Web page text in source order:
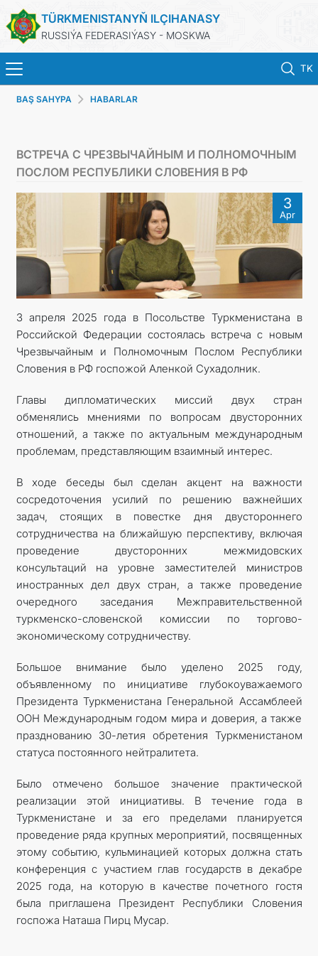
TÜRKMENISTANYŇ ILÇIHANASY
RUSSIÝA FEDERASIÝASY - MOSKWA
TK
BAŞ SAHYPA
KONSULLYK HYZMATLARY
WIZA
ARAGATNAŞYK
BAŞ SAHYPA HABARLAR
ВСТРЕЧА С ЧРЕЗВЫЧАЙНЫМ И ПОЛНОМОЧНЫМ
ПОСЛОМ РЕСПУБЛИКИ СЛОВЕНИЯ В РФ
3
Apr
3 апреля 2025 года в Посольстве Туркменистана в
Российской Федерации состоялась встреча с новым
Чрезвычайным и Полномочным Послом Республики
Словения в РФ госпожой Аленкой Сухадолник.
Главы дипломатических миссий двух стран
обменялись мнениями по вопросам двусторонних
отношений, а также по актуальным международным
проблемам, представляющим взаимный интерес.
В ходе беседы был сделан акцент на важности
сосредоточения усилий по решению важнейших
задач, стоящих в повестке дня двустороннего
сотрудничества на ближайшую перспективу, включая
проведение двусторонних межмидовских
консультаций на уровне заместителей министров
иностранных дел двух стран, а также проведение
очередного заседания Межправительственной
туркменско-словенской комиссии по торгово-
экономическому сотрудничеству.
Большое внимание было уделено 2025 году,
объявленному по инициативе глубокоуважаемого
Президента Туркменистана Генеральной Ассамблеей
ООН Международным годом мира и доверия, а также
празднованию 30-летия обретения Туркменистаном
статуса постоянного нейтралитета.
Было отмечено большое значение практической
реализации этой инициативы. В течение года в
Туркменистане и за его пределами планируется
проведение ряда крупных мероприятий, посвященных
этому событию, кульминацией которых должна стать
конференция с участием глав государств в декабре
2025 года, на которую в качестве почетного гостя
была приглашена Президент Республики Словения
госпожа Наташа Пирц Мусар.